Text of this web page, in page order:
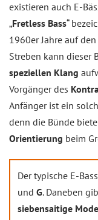
existieren auch E-
„Fretless Bass“
1960er Jahre auf
Streben kann dieser
speziellen Klang
Vorgänger des
Anfänger ist ein
denn die Bünde
Orientierung beim
Der typische E-
und G. Daneben
siebensaitige